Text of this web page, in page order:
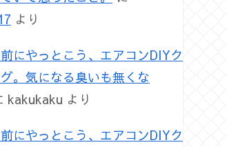
より
にやっとこう、エアコンDIYク
。気になる臭いも無くな
kakukaku より
にやっとこう、エアコンDIYク